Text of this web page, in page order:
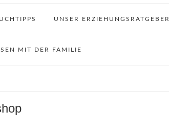
UNSER ERZIEHUNGSRATGEBER
MIT DER FAMILIE